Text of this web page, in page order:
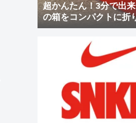
超かんたん！3分で出
の箱をコンパクトに折
法！